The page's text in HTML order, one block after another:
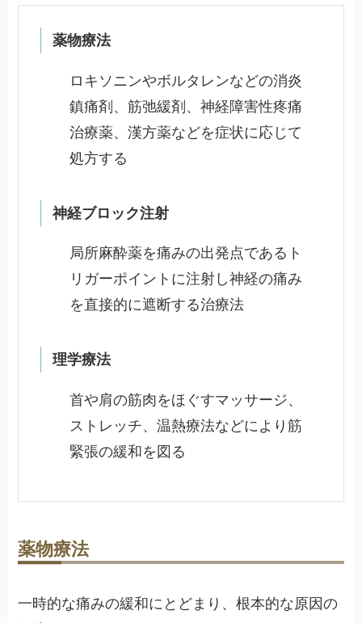
薬物療法
ロキソニンやボルタレンなどの消炎
鎮痛剤、筋弛緩剤、神経障害性疼痛
治療薬、漢方薬などを症状に応じて
処方する
神経ブロック注射
局所麻酔薬を痛みの出発点であるト
リガーポイントに注射し神経の痛み
を直接的に遮断する治療法
理学療法
首や肩の筋肉をほぐすマッサージ、
ストレッチ、温熱療法などにより筋
緊張の緩和を図る
薬物療法
一時的な痛みの緩和にとどまり、根本的な原因の